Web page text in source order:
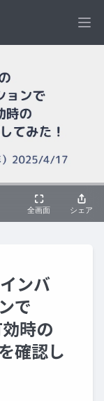
ンバ
で
時の
確認し